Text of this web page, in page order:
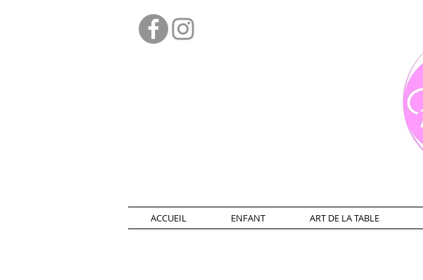
ACCUEIL ENFANT ART DE LA TABLE